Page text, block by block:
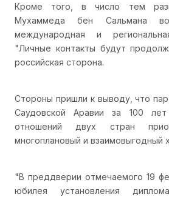
Кроме того, в число тем
Мухаммеда бен Сальмана
международная и
"Личные контакты будут
российская сторона.
Стороны пришли к выводу, что
Саудовской Аравии за 100 лет
отношений двух стран
многоплановый и взаимовыгодный
"В преддверии отмечаемого 19
юбилея установления